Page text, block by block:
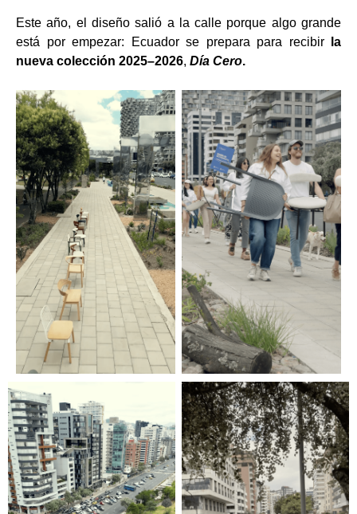
Este año, el diseño salió a la calle porque algo grande
está por empezar: Ecuador se prepara para recibir
la
nueva colección 2025–2026, Día Cero.